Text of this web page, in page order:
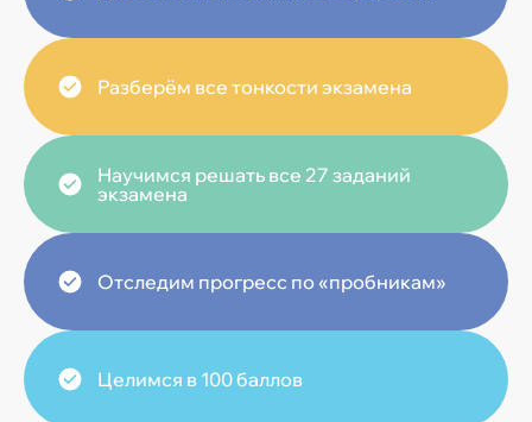
Разберём все тонкости экзамена
Научимся решать все 27 заданий
экзамена
Отследим прогресс по «пробникам»
Целимся в 100 баллов